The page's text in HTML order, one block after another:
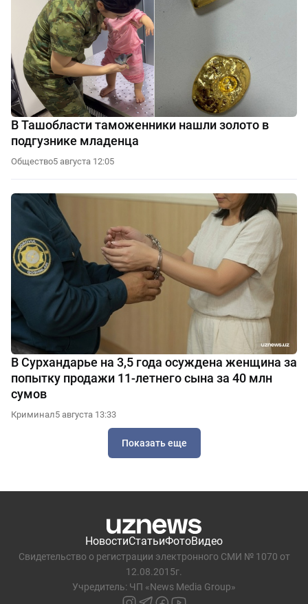
В Ташобласти таможенники нашли золото в
подгузнике младенца
Общество5 августа 12:05
В Сурхандарье на 3,5 года осуждена женщина за
попытку продажи 11-летнего сына за 40 млн
сумов
Криминал5 августа 13:33
Показать еще
НовостиСтатьиФотоВидео
Свидетельство о регистрации электронного СМИ № 1070 от
12.08.2015г.
Учредитель: ЧП «News Media Group»